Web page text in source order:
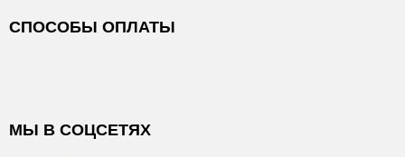
СПОСОБЫ ОПЛАТЫ
МЫ В СОЦСЕТЯХ